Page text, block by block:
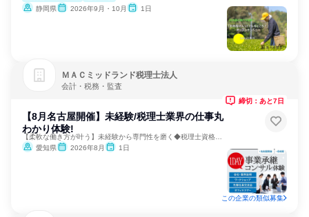
静岡県
2026年9月・10月 1日
ＭＡＣミッドランド税理士法人
会計・税務・監査
【8月名古屋開催】未経験/税理士業界の仕事丸
わかり体験!
愛知県
2026年8月 1日
締切：あと7日
この企業の類似募集